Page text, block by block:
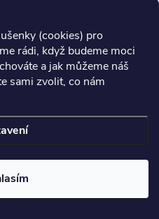
(cookies) pro
rádi, když budeme moci
a jak můžeme náš
sami zvolit, co nám
Měrná
cena:
7,45 Kč / 1 ks
Skladem>3 ks
ZOBRAZIT
Ultralehká přívlač si získává
stále větší popularitu, což
Výsledkem je umělá
nástraha Delphin B! Stinx